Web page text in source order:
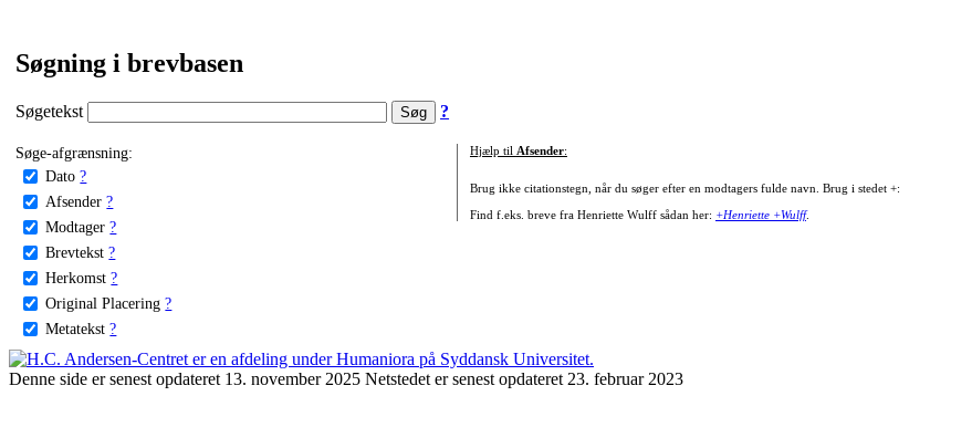
Søgning i brevbasen
Søgetekst ?
Søge-afgrænsning:
Dato ?
Afsender ?
Modtager ?
Brevtekst ?
Herkomst ?
Original Placering ?
Metatekst ?
Hjælp til Afsender:
Brug ikke citationstegn, når du søger efter en modtagers fulde navn. Brug i stedet +:
Find f.eks. breve fra Henriette Wulff sådan her: +Henriette +Wulff.
Denne side er senest opdateret 13. november 2025 Netstedet er senest opdateret 23. februar 2023